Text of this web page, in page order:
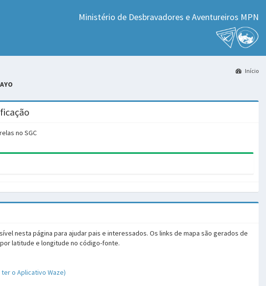
Ministério de Desbravadores e Aventureiros MPN
Início
no SGC
nesta página para ajudar pais e interessados. Os links de mapa são gerados de
latitude e longitude no código-fonte.
o Aplicativo Waze)